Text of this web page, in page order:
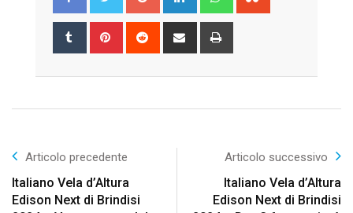
Tumblr Pinterest Reddit
Share
Articolo precedente
Italiano Vela d’Altura
Edison Next di Brindisi
Articolo successivo
Italiano Vela d’Altura
Edison Next di Brindisi